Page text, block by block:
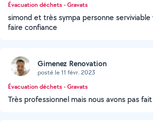
Évacuation déchets - Gravats
simond et très sympa personne serviviable
faire confiance
Gimenez Renovation
posté le 11 févr. 2023
Évacuation déchets - Gravats
Très professionnel mais nous avons pas